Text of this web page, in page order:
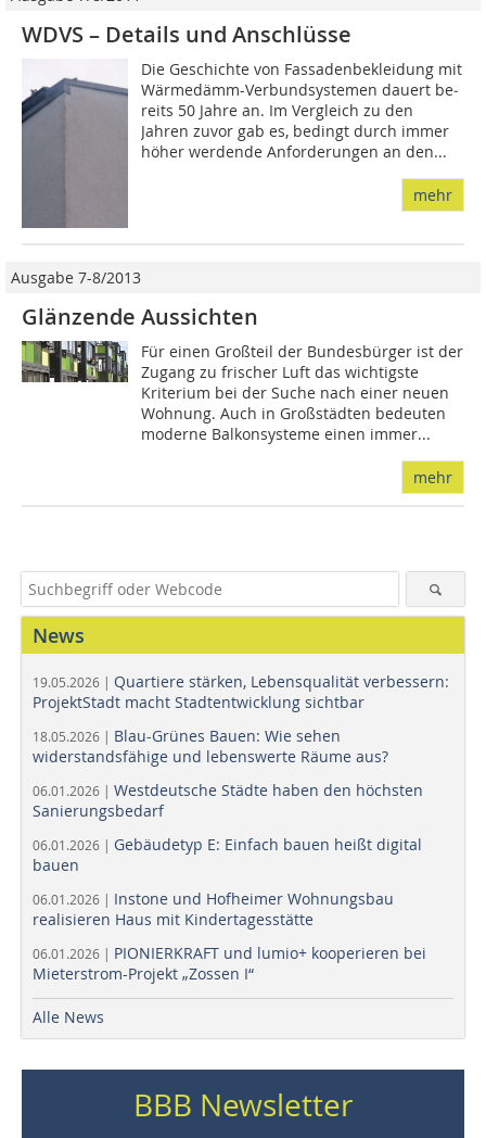
WDVS – Details und Anschlüsse
Die Geschichte von Fassadenbekleidung mit
Wärmedämm-Verbundsystemen dauert be­­
reits 50 Jahre an. Im Vergleich zu den
Jahren zuvor gab es, bedingt durch immer
höher werdende Anforderungen an den...
mehr
Ausgabe 7-8/2013
Glänzende Aussichten
Für einen Großteil der Bundesbürger ist der
Zugang zu frischer Luft das wichtigste
Kriterium bei der Suche nach einer neuen
Wohnung. Auch in Großstädten bedeuten
moderne Balkonsysteme einen immer...
mehr
News
19.05.2026 | Quartiere stärken, Lebensqualität verbessern:
ProjektStadt macht Stadtentwicklung sichtbar
18.05.2026 | Blau-Grünes Bauen: Wie sehen
widerstandsfähige und lebenswerte Räume aus?
06.01.2026 | Westdeutsche Städte haben den höchsten
Sanierungsbedarf
06.01.2026 | Gebäudetyp E: Einfach bauen heißt digital
bauen
06.01.2026 | Instone und Hofheimer Wohnungsbau
realisieren Haus mit Kindertagesstätte
06.01.2026 | PIONIERKRAFT und lumio+ kooperieren bei
Mieterstrom-Projekt „Zossen I“
Alle News
BBB Newsletter